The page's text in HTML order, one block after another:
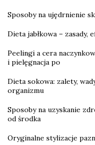
Sposoby na ujędrnienie
Dieta jabłkowa –
Peelingi a cera
i pielęgnacja po
Dieta sokowa: zalety,
organizmu
Sposoby na uzyskanie
od środka
Oryginalne stylizacje